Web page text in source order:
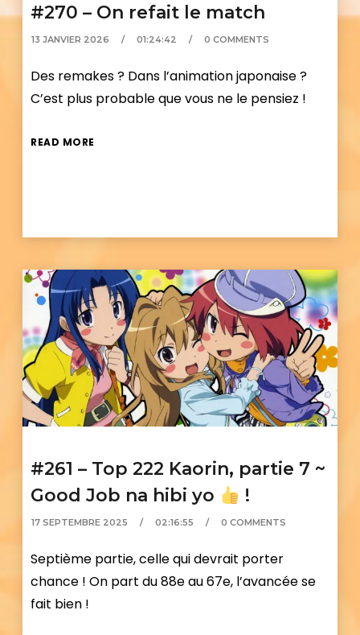
#270 – On refait le match
13 JANVIER 2026 01:24:42 0 COMMENTS
Des remakes ? Dans l’animation japonaise ?
C’est plus probable que vous ne le pensiez !
READ MORE
#261 – Top 222 Kaorin, partie 7 ~
Good Job na hibi yo
!
17 SEPTEMBRE 2025 02:16:55 0 COMMENTS
Septième partie, celle qui devrait porter
chance ! On part du 88e au 67e, l’avancée se
fait bien !